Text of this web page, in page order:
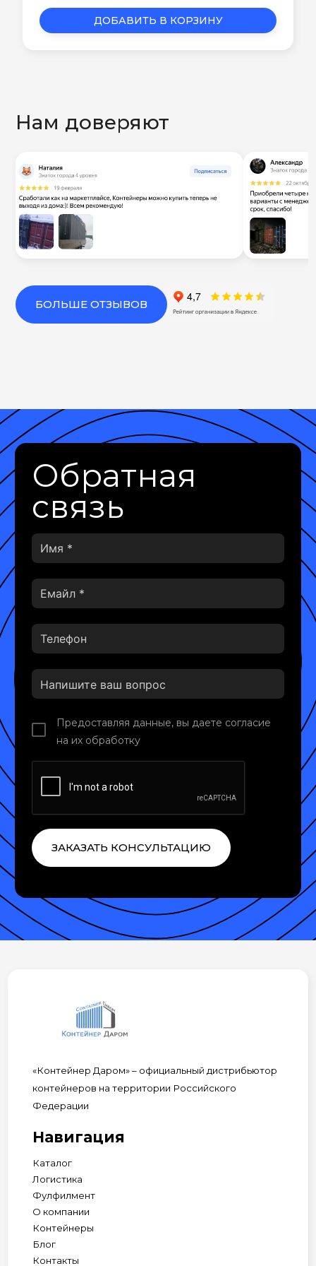
ДОБАВИТЬ В КОРЗИНУ
Нам доверяют
БОЛЬШЕ ОТЗЫВОВ
Обратная
связь
Предоставляя данные, вы даете согласие
на их обработку
ЗАКАЗАТЬ КОНСУЛЬТАЦИЮ
«Контейнер Даром» – официальный дистрибьютор
контейнеров на территории Российского
Федерации
Навигация
Каталог
Логистика
Фулфилмент
О компании
Контейнеры
Блог
Контакты